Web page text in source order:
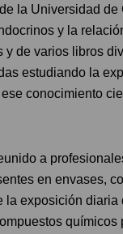
la Universidad
y la
y de varios libros
estudiando la
conocimiento
a
en envases,
la exposición diaria
químicos